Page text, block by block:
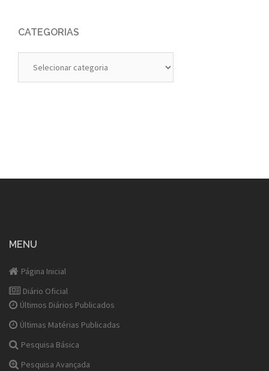
CATEGORIAS
MENU
Página Inicial
Diário Oficial
Últimos Diários Publicados
Últimas Matérias Publicadas
Pesquisa Básica
Pesquisa Avançada